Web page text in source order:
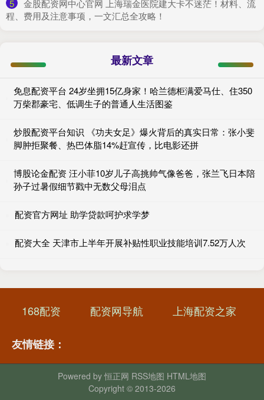
5
​金股配资网中心官网 上海瑞金医院建大卡不迷茫！材料、流
程、费用及注意事项，一文汇总全攻略！
最新文章
免息配资平台 24岁坐拥15亿身家！哈兰德柜满爱马仕、住350
万柴郡豪宅、低调生子的普通人生活图鉴
炒股配资平台知识 《功夫女足》爆火背后的真实日常：张小斐
脚肿拒聚餐、热巴体脂14%赶宣传，比电影还拼
博股论金配资 汪小菲10岁儿子高挑帅气像爸爸，张兰飞日本陪
孙子过暑假细节戳中无数父母泪点
配资官方网址 助学贷款呵护求学梦
配资大全 天津市上半年开展补贴性职业技能培训7.52万人次
168配资 配资网导航 上海配资之家
友情链接：
Powered by恒正网 RSS地图 HTML地图
Copyright © 2013-2026